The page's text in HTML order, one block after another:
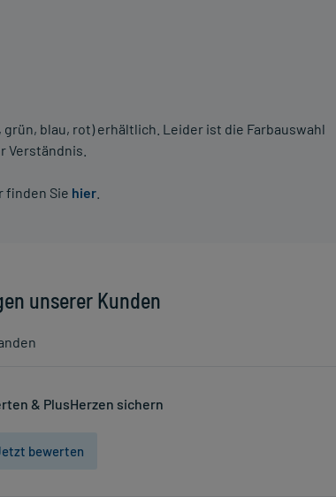
blau, rot) erhältlich. Leider ist die Farbauswahl
Verständnis.
finden Sie hier
unserer Kunden
& PlusHerzen sichern
bewerten